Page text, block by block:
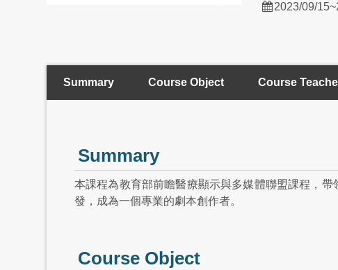
2023/09/
Summary Course Object Course
Summary
本課程為教育部前瞻醫療顯示與多媒體聯盟課程，
發，成為一個專業的劇本創作者。
Course Object